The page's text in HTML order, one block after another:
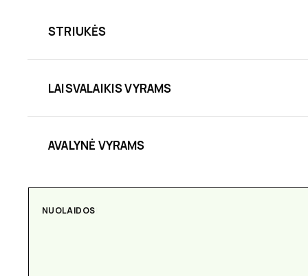
STRIUKĖS
LAISVALAIKIS VYRAMS
AVALYNĖ VYRAMS
AKSESUARAI